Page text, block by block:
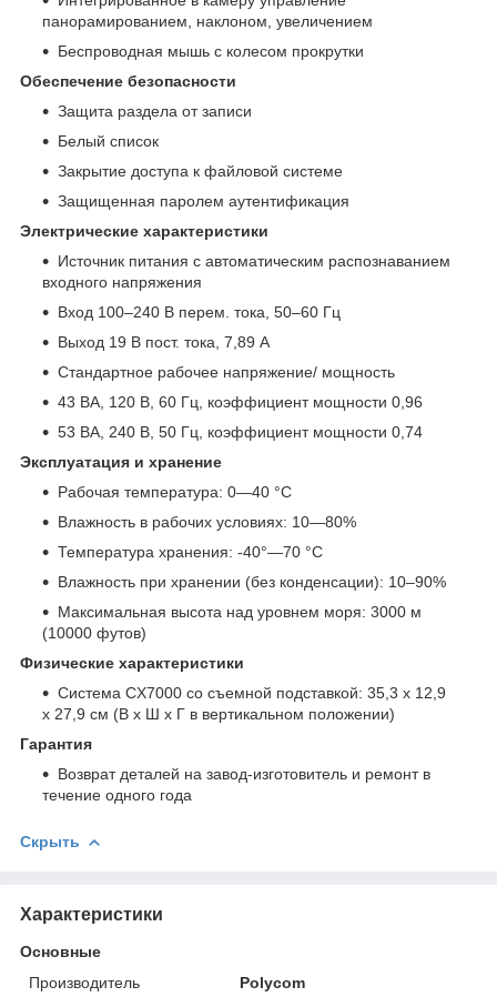
панорамированием, наклоном, увеличением
Беспроводная мышь с колесом прокрутки
Обеспечение безопасности
Защита раздела от записи
Белый список
Закрытие доступа к файловой системе
Защищенная паролем аутентификация
Электрические характеристики
Источник питания с автоматическим распознаванием
входного напряжения
Вход 100–240 В перем. тока, 50–60 Гц
Выход 19 В пост. тока, 7,89 А
Стандартное рабочее напряжение/ мощность
43 ВА, 120 В, 60 Гц, коэффициент мощности 0,96
53 ВА, 240 В, 50 Гц, коэффициент мощности 0,74
Эксплуатация и хранение
Рабочая температура: 0—40 °C
Влажность в рабочих условиях: 10—80%
Температура хранения: -40°—70 °C
Влажность при хранении (без конденсации): 10–90%
Максимальная высота над уровнем моря: 3000 м
(10000 футов)
Физические характеристики
Система CX7000 со съемной подставкой: 35,3 x 12,9
x 27,9 см (В х Ш х Г в вертикальном положении)
Гарантия
Возврат деталей на завод-изготовитель и ремонт в
течение одного года
Скрыть
Характеристики
Основные
Производитель
Polycom